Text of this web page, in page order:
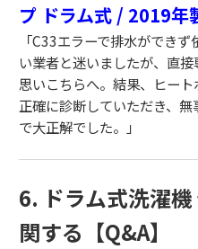
プ ドラム式 / 2019年
「C33エラーで排水ができ
い業者と迷いましたが、直
思いこちらへ。結果、ヒー
正確に診断していただき、
で大正解でした。」
6. ドラム式洗濯
関する【Q&A】